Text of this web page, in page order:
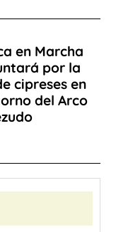
en Marcha
por la
cipreses en
del Arco